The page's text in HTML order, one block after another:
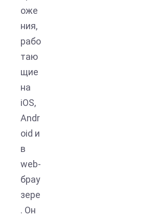
оже
ния,
рабо
таю
щие
на
iOS,
Andr
oid и
в
web-
брау
зере
. Он